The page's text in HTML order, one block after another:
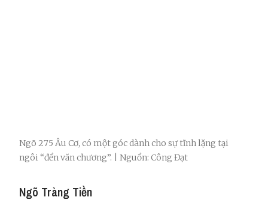
Ngõ 275 Âu Cơ, có một góc dành cho sự tĩnh lặng tại
ngôi “đền văn chương”. | Nguồn: Công Đạt
Ngõ Tràng Tiền